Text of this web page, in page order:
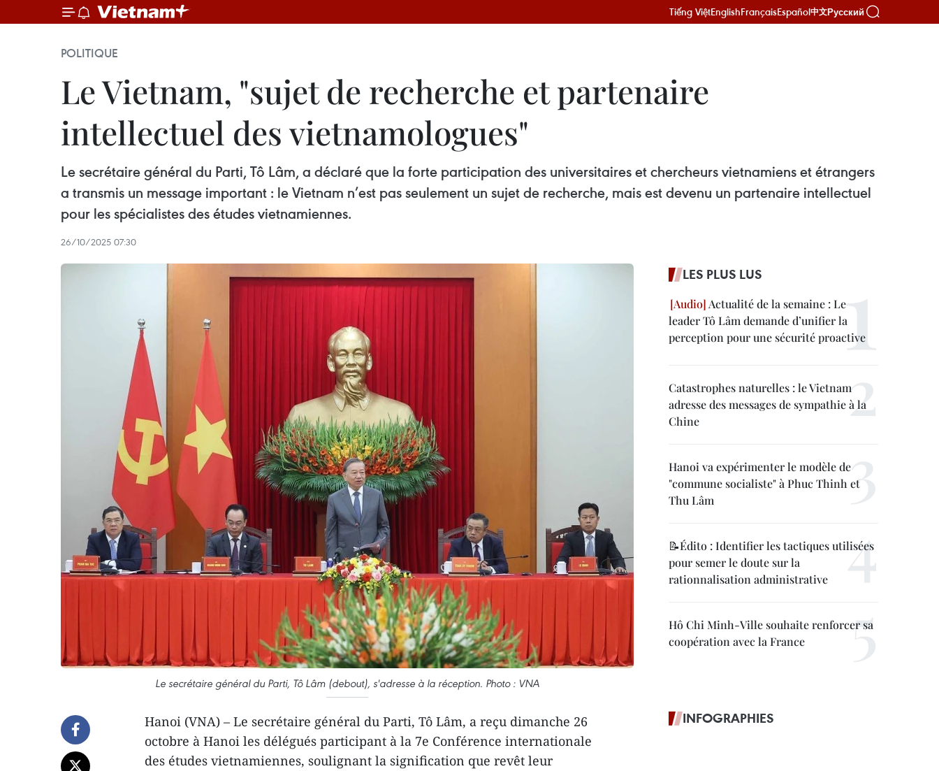
Tiếng ViệtEnglishFrançaisEspañol中文Русский
POLITIQUE
Le Vietnam, "sujet de recherche et partenaire
intellectuel des vietnamologues"
Le secrétaire général du Parti, Tô Lâm, a déclaré que la forte participation des universitaires et chercheurs vietnamiens et étrangers
a transmis un message important : le Vietnam n’est pas seulement un sujet de recherche, mais est devenu un partenaire intellectuel
pour les spécialistes des études vietnamiennes.
26/10/2025 07:30
Le secrétaire général du Parti, Tô Lâm (debout), s'adresse à la réception. Photo : VNA
Hanoi (VNA) – Le secrétaire général du Parti, Tô Lâm, a reçu dimanche 26
octobre à Hanoi les délégués participant à la 7e Conférence internationale
des études vietnamiennes, soulignant la signification que revêt leur
LES PLUS LUS
Actualité de la semaine : Le
leader Tô Lâm demande d’unifier la
perception pour une sécurité proactive
Catastrophes naturelles : le Vietnam
adresse des messages de sympathie à la
Chine
Hanoi va expérimenter le modèle de
"commune socialiste" à Phuc Thinh et
Thu Lâm
📝Édito : Identifier les tactiques utilisées
pour semer le doute sur la
rationnalisation administrative
Hô Chi Minh-Ville souhaite renforcer sa
coopération avec la France
INFOGRAPHIES